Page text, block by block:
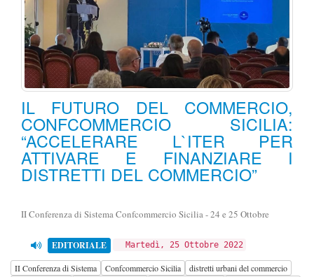
IL FUTURO DEL COMMERCIO,
CONFCOMMERCIO SICILIA:
“ACCELERARE L`ITER PER
ATTIVARE E FINANZIARE I
DISTRETTI DEL COMMERCIO”
II Conferenza di Sistema Confcommercio Sicilia - 24 e 25 Ottobre
EDITORIALE Martedì, 25 Ottobre 2022
II Conferenza di Sistema Confcommercio Sicilia
distretti urbani del commercio